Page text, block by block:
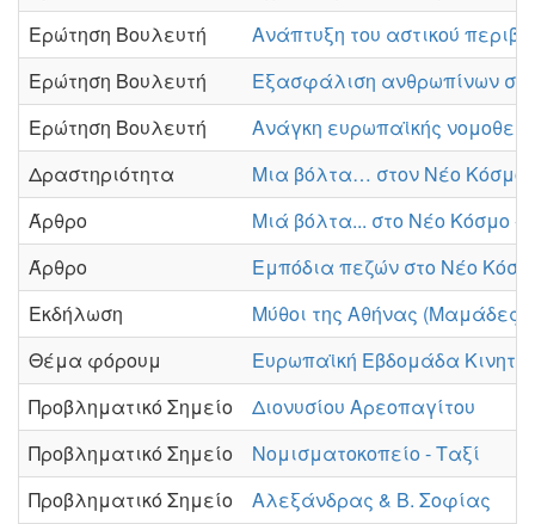
Ερώτηση Βουλευτή
Ανάπτυξη του αστικού
Ερώτηση Βουλευτή
Εξασφάλιση ανθρωπίνων
Ερώτηση Βουλευτή
Ανάγκη ευρωπαϊκής
Δραστηριότητα
Μια βόλτα… στον Νέο Κόσμο
Άρθρο
Μιά βόλτα... στο Νέο Κόσμο
Άρθρο
Εμπόδια πεζών στο Νέο
Εκδήλωση
Μύθοι της Αθήνας (Μαμάδες
Θέμα φόρουμ
Ευρωπαϊκή Εβδομάδα
Προβληματικό Σημείο
Διονυσίου Αρεοπαγίτου
Προβληματικό Σημείο
Νομισματοκοπείο - Ταξί
Προβληματικό Σημείο
Αλεξάνδρας & Β. Σοφίας